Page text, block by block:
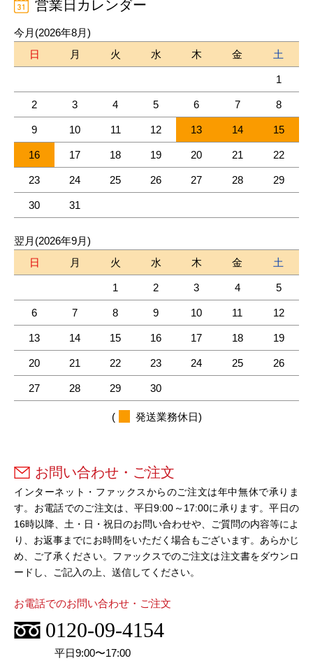
営業日カレンダー
今月(2026年8月)
日
月 火 水 木 金 土
1
2 3 4 5 6 7 8
9 10 11 12 13 14 15
16 17 18 19 20 21 22
23 24 25 26 27 28 29
30 31
翌月(2026年9月)
日
月 火 水 木 金 土
1 2 3 4 5
6 7 8 9 10 11 12
13 14 15 16 17 18 19
20 21 22 23 24 25 26
27 28 29 30
( 発送業務休日)
お問い合わせ・ご注文
インターネット・ファックスからのご注文は年中無休で承りま
す。お電話でのご注文は、平日9:00～17:00に承ります。平日の
16時以降、土・日・祝日のお問い合わせや、ご質問の内容等によ
り、お返事までにお時間をいただく場合もございます。あらかじ
め、ご了承ください。ファックスでのご注文は注文書をダウンロ
ードし、ご記入の上、送信してください。
お電話でのお問い合わせ・ご注文
0120-09-4154
平日9:00〜17:00